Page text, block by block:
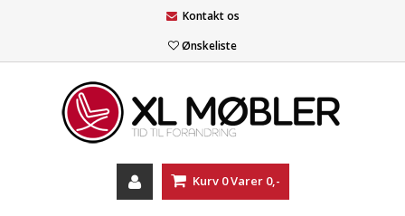
Kontakt os
Ønskeliste
Kurv 0Varer 0,-